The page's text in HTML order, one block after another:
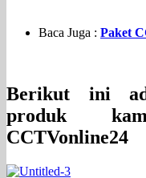
Baca Juga : Paket
Berikut ini
produk
CCTVonline24